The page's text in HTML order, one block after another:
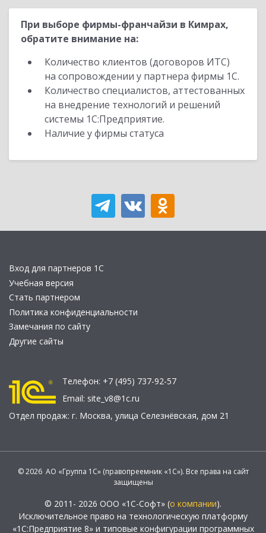
При выборе фирмы-франчайзи в Кимрах,
обратите внимание на:
Количество клиентов (договоров ИТС)
на сопровождении у партнера фирмы 1С.
Количество специалистов, аттестованных
на внедрение технологий и решений
системы 1С:Предприятие.
Наличие у фирмы статуса
Вход для партнеров 1С
Учебная версия
Стать партнером
Политика конфиденциальности
Замечания по сайту
Другие сайты
Телефон: +7 (495) 737-92-57
Email: site_v8@1c.ru
Отдел продаж: г. Москва, улица Селезнёвская, дом 21
© 2026 АО «Группа 1С» (правопреемник «1С»). Все права на сайт
защищены
© 2011- 2026 ООО «1С-Софт» (о компании).
Исключительное право на технологическую платформу
«1С:Предприятие 8» и типовые конфигурации программных